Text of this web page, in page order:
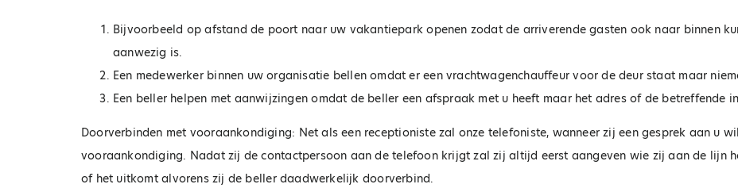
Bijvoorbeeld op afstand de poort naar uw vakantiepark openen zodat de arriverende gasten ook naar binnen
aanwezig is.
Een medewerker binnen uw organisatie bellen omdat er een vrachtwagenchauffeur voor de deur staat maar
Een beller helpen met aanwijzingen omdat de beller een afspraak met u heeft maar het adres of de betreffende
Doorverbinden met vooraankondiging: Net als een receptioniste zal onze telefoniste, wanneer zij een gesprek aan u
vooraankondiging. Nadat zij de contactpersoon aan de telefoon krijgt zal zij altijd eerst aangeven wie zij aan de lijn
of het uitkomt alvorens zij de beller daadwerkelijk doorverbind.